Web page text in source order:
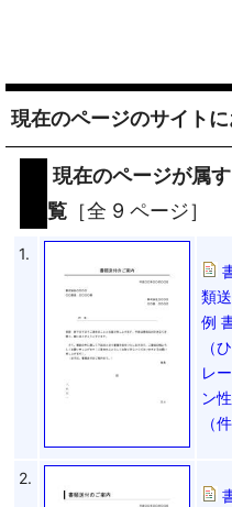
現在のページのサイト
現在のページが属
覧 ［全 9 ページ］
1.
類
例
（
レ
ン
（
2.